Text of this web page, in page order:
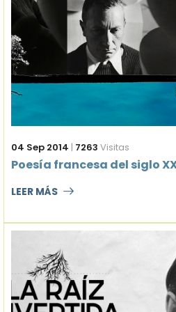
04 Sep 2014 | 7263 Visitas
Poesía francesa del siglo XX
LEER MÁS